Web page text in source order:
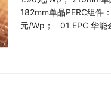
182mm单晶PERC组件
元/Wp； 01 EPC 华能